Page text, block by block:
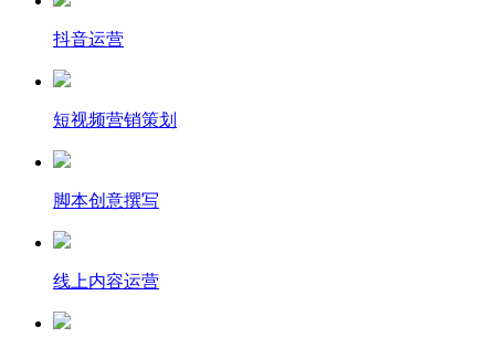
抖音运营
短视频营销策划
脚本创意撰写
线上内容运营